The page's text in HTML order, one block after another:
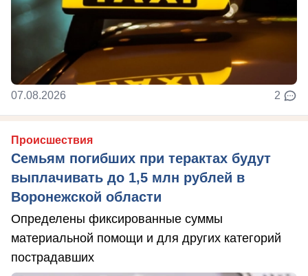
07.08.2026 2
Происшествия
Семьям погибших при терактах будут
выплачивать до 1,5 млн рублей в
Воронежской области
Определены фиксированные суммы
материальной помощи и для других категорий
пострадавших